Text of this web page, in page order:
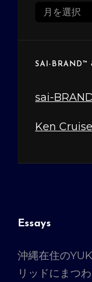
イ
SAI-BRAND™
sai-
Ken
Essays
沖縄在住の
リッドにまつ